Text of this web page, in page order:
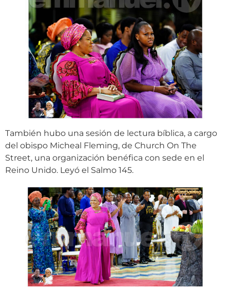
También hubo una sesión de lectura bíblica, a cargo
del obispo Micheal Fleming, de Church On The
Street, una organización benéfica con sede en el
Reino Unido. Leyó el Salmo 145.